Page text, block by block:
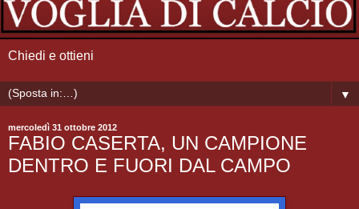
Chiedi e ottieni
▼
mercoledì 31 ottobre 2012
FABIO CASERTA, UN CAMPIONE
DENTRO E FUORI DAL CAMPO